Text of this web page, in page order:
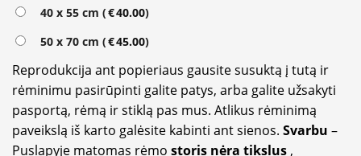
40 x 55 cm (€40.00)
50 x 70 cm (€45.00)
Reprodukcija ant popieriaus gausite susuktą į tutą ir
rėminimu pasirūpinti galite patys, arba galite užsakyti
pasportą, rėmą ir stiklą pas mus. Atlikus rėminimą
paveikslą iš karto galėsite kabinti ant sienos. Svarbu –
Puslapyje matomas rėmo storis nėra tikslus,